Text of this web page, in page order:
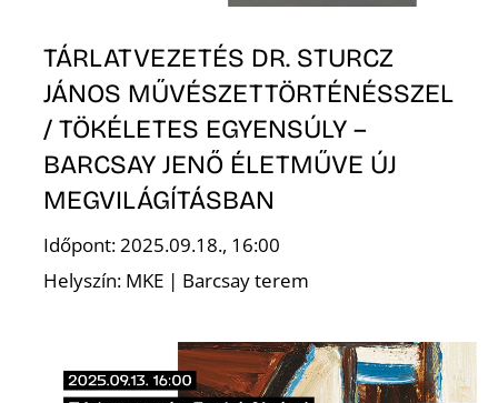
TÁRLATVEZETÉS DR. STURCZ
JÁNOS MŰVÉSZETTÖRTÉNÉSSZEL
/ TÖKÉLETES EGYENSÚLY –
BARCSAY JENŐ ÉLETMŰVE ÚJ
MEGVILÁGÍTÁSBAN
Időpont: 2025.09.18., 16:00
Helyszín: MKE | Barcsay terem